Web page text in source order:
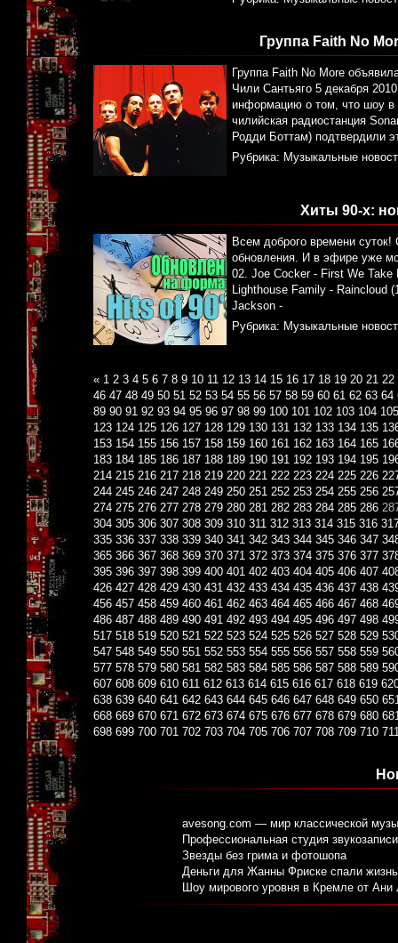
Группа Faith No
Группа Faith No More
Чили Сантьяго 5 декабря
информацию о том, что шоу в
чилийская радиостанция
Родди Боттам) подтвердили
Рубрика: Музыкальные
Хиты 90-х:
Всем доброго времени
обновления. И в эфире уже
02. Joe Cocker - First We Take
Lighthouse Family - Raincloud
Jackson -
Рубрика: Музыкальные
« 1 2 3 4 5 6 7 8 9 10 11 12 13 14 15 16 17 18 19 20 21 22
46 47 48 49 50 51 52 53 54 55 56 57 58 59 60 61 62 63 64
89 90 91 92 93 94 95 96 97 98 99 100 101 102 103 104 105
123 124 125 126 127 128 129 130 131 132 133 134 135
153 154 155 156 157 158 159 160 161 162 163 164 165
183 184 185 186 187 188 189 190 191 192 193 194 195
214 215 216 217 218 219 220 221 222 223 224 225 226
244 245 246 247 248 249 250 251 252 253 254 255 256
274 275 276 277 278 279 280 281 282 283 284 285 286
304 305 306 307 308 309 310 311 312 313 314 315 316
335 336 337 338 339 340 341 342 343 344 345 346 347
365 366 367 368 369 370 371 372 373 374 375 376 377
395 396 397 398 399 400 401 402 403 404 405 406 407
426 427 428 429 430 431 432 433 434 435 436 437 438
456 457 458 459 460 461 462 463 464 465 466 467 468
486 487 488 489 490 491 492 493 494 495 496 497 498
517 518 519 520 521 522 523 524 525 526 527 528 529
547 548 549 550 551 552 553 554 555 556 557 558 559
577 578 579 580 581 582 583 584 585 586 587 588 589
607 608 609 610 611 612 613 614 615 616 617 618 619
638 639 640 641 642 643 644 645 646 647 648 649 650
668 669 670 671 672 673 674 675 676 677 678 679 680
698 699 700 701 702 703 704 705 706 707 708 709 710
avesong.com — мир классической
Профессиональная студия
Звезды без грима и фотошопа
Деньги для Жанны Фриске спали
Шоу мирового уровня в Кремле от Ани